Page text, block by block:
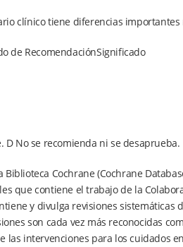
clínico tiene diferencias
de RecomendaciónSignificado
D No se recomienda ni se desaprueba.
Cochrane (Cochrane
que contiene el trabajo de la
y divulga revisiones sistemáticas
son cada vez más reconocidas
las intervenciones para los cuidados